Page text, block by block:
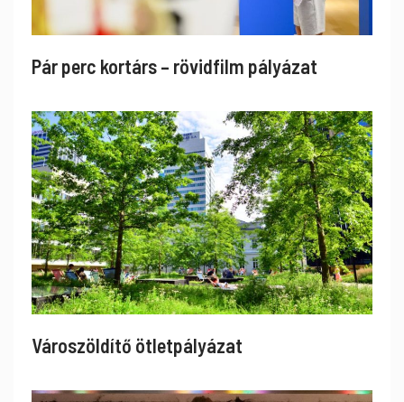
Pár perc kortárs – rövidfilm pályázat
Városzöldítő ötletpályázat